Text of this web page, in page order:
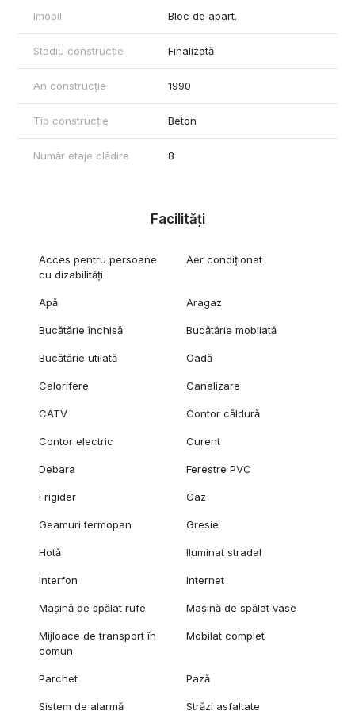
Pentru mai multe detalii și fotografii suplimentare, nu ezitați să
ne contactați!
Imobil Bloc de apart.
Stadiu construcție Finalizată
An construcție 1990
Tip construcție Beton
Număr etaje clădire 8
Facilități
Acces pentru persoane
cu dizabilități
Aer condiționat
Apă Aragaz
Bucătărie închisă Bucătărie mobilată
Bucătărie utilată Cadă
Calorifere Canalizare
CATV Contor căldură
Contor electric Curent
Debara Ferestre PVC
Frigider Gaz
Geamuri termopan Gresie
Hotă Iluminat stradal
Interfon Internet
Mașină de spălat rufe Mașină de spălat vase
Mijloace de transport în
comun
Mobilat complet
Parchet Pază
Sistem de alarmă Străzi asfaltate